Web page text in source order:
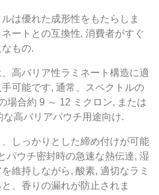
は優れた成形性をもたらしま
ートとの互換性, 消費者がすぐ
もの.
高バリア性ラミネート構造に適
可能です, 通常、スペクトルの
場合約 9 ～ 12 ミクロン, または
高バリアパウチ用途向け.
しっかりとした締め付けが可能
パウチ密封時の急速な熱伝達, 湿
維持しながら, 酸素, 適切なラミ
、香りの漏れが防止されま